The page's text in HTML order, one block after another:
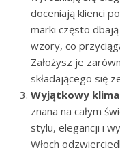
doceniają klienci
marki często
wzory, co
Założysz je
składającego się
Wyjątkowy
znana na całym
stylu, elegancji i
Włoch